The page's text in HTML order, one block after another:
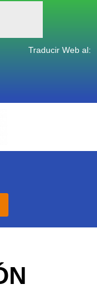
Traducir Web al: